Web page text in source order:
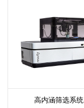
高内涵筛选系统